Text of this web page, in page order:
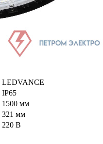
LEDVANCE
IP65
1500 мм
321 мм
220 В